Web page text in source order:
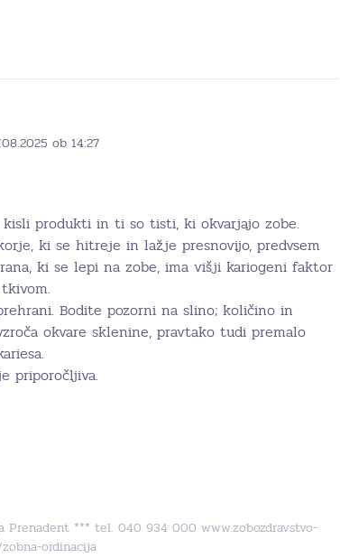
ob 14:27
produkti in ti so tisti, ki okvarjajo zobe.
ki se hitreje in lažje presnovijo, predvsem
ki se lepi na zobe, ima višji kariogeni faktor
Bodite pozorni na slino; količino in
okvare sklenine, pravtako tudi premalo
priporočljiva.
Prenadent *** tel. 040 934 000 www.zobozdravstvo-
ordinacija